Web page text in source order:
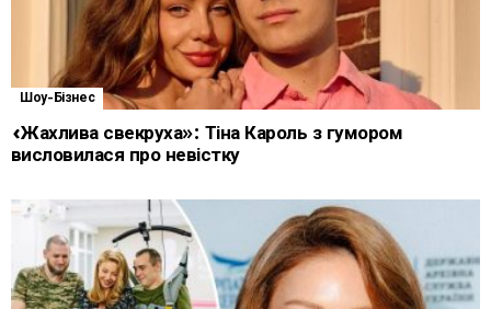
Шоу-Бізнес
«Жахлива свекруха»: Тіна Кароль з гумором
висловилася про невістку